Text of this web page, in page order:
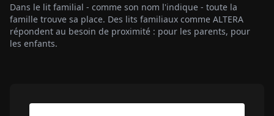
Dans le lit familial - comme son nom l'indique - toute la
famille trouve sa place. Des lits familiaux comme ALTERA
répondent au besoin de proximité : pour les parents, pour
les enfants.